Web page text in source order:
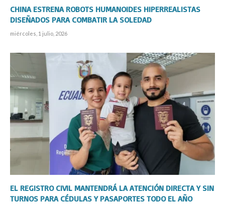
CHINA ESTRENA ROBOTS HUMANOIDES HIPERREALISTAS
DISEÑADOS PARA COMBATIR LA SOLEDAD
miércoles, 1 julio, 2026
EL REGISTRO CIVIL MANTENDRÁ LA ATENCIÓN DIRECTA Y SIN
TURNOS PARA CÉDULAS Y PASAPORTES TODO EL AÑO